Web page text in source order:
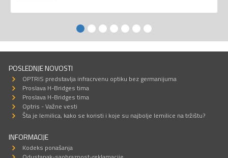
POSLEDNJE NOVOSTI
OPTRIS predstavlja infracrvenu optiku bez germanijuma
Proslava H-Bridges tima
Proslava H-Bridges tima
Optris - Važne vesti
Šta je lemilica, kako se koristi i koje su najbolje lemilice na tržištu?
INFORMACIJE
Kodeks ponašanja